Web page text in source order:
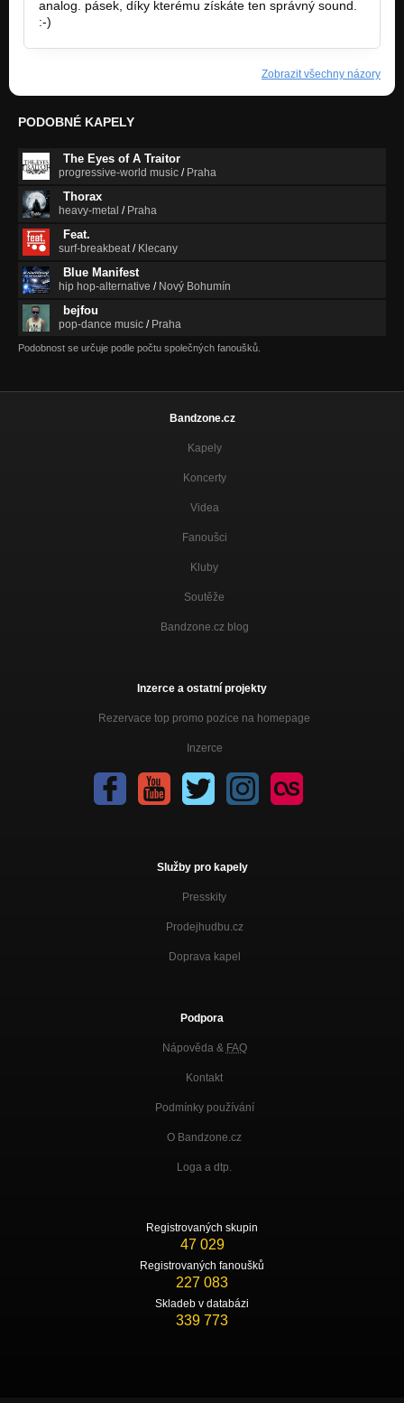
analog. pásek, díky kterému získáte ten správný sound.
:-)
Zobrazit všechny názory
PODOBNÉ KAPELY
The Eyes of A Traitor
progressive-world music / Praha
Thorax
heavy-metal / Praha
Feat.
surf-breakbeat/ Klecany
Blue Manifest
hip hop-alternative / Nový Bohumín
bejfou
pop-dance music / Praha
Podobnost se určuje podle počtu společných fanoušků.
Bandzone.cz
Kapely
Koncerty
Videa
Fanoušci
Kluby
Soutěže
Bandzone.cz blog
Inzerce a ostatní projekty
Rezervace top promo pozice na homepage
Inzerce
Služby pro kapely
Presskity
Prodejhudbu.cz
Doprava kapel
Podpora
Nápověda & FAQ
Kontakt
Podmínky používání
O Bandzone.cz
Loga a dtp.
Registrovaných skupin
47 029
Registrovaných fanoušků
227 083
Skladeb v databázi
339 773